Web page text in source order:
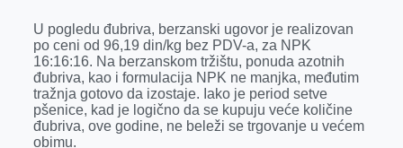
U pogledu đubriva, berzanski ugovor je realizovan
po ceni od 96,19 din/kg bez PDV-a, za NPK
16:16:16. Na berzanskom tržištu, ponuda azotnih
đubriva, kao i formulacija NPK ne manjka, međutim
tražnja gotovo da izostaje. Iako je period setve
pšenice, kad je logično da se kupuju veće količine
đubriva, ove godine, ne beleži se trgovanje u većem
obimu.